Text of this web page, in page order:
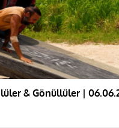
& Gönüllüler |